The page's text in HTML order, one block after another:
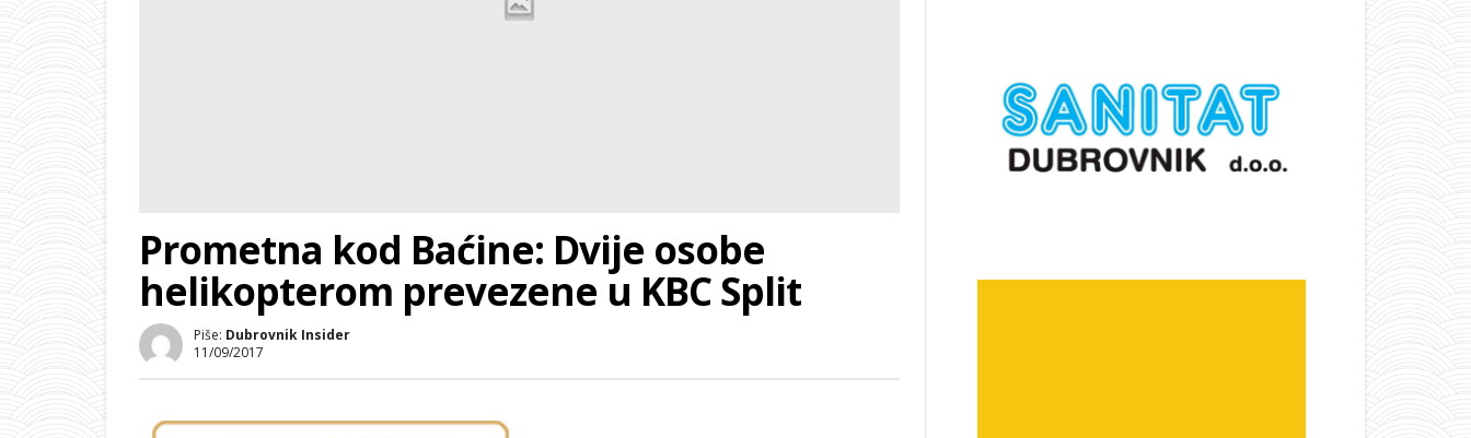
Prometna kod Baćine: Dvije osobe
helikopterom prevezene u KBC Split
Piše: Dubrovnik Insider
11/09/2017